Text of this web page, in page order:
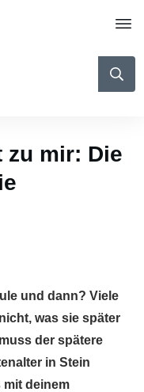
zu mir: Die
und dann? Viele
was sie später
der spätere
in Stein
mit deinem